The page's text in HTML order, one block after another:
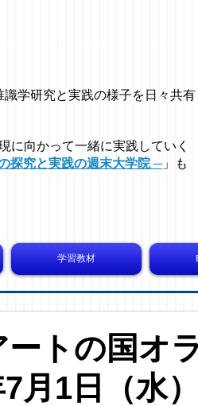
識学研究と実践の様子を日々共有
に向かって一緒に実践していく
探究と実践の週末大学院 ─」も
学習教材
ートの国オ
1日（水）